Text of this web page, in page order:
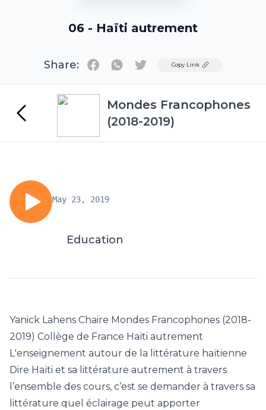
06 - Haïti autrement
Share: TwitterCopy Link
Mondes Francophones
(2018-2019)
May 23, 2019
Education
Yanick Lahens Chaire Mondes Francophones (2018-
2019) Collège de France Haïti autrement
L'enseignement autour de la littérature haïtienne
Dire Haïti et sa littérature autrement à travers
l’ensemble des cours, c’est se demander à travers sa
littérature quel éclairage peut apporter